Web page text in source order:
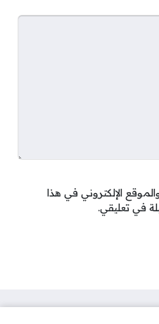
الإلكتروني في هذا
في تعليقي.